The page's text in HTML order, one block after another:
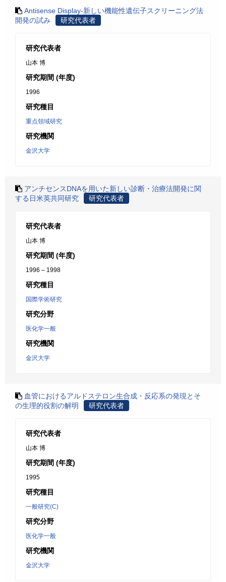
Antisense Display-新しい機能性遺伝子スクリーニング法
開発の試み
研究代表者
研究代表者
山本 博
研究期間 (年度)
1996
研究種目
重点領域研究
研究機関
金沢大学
アンチセンスDNAを用いた新しい診断・治療法開発に関
する日米英共同研究
研究代表者
研究代表者
山本 博
研究期間 (年度)
1996 – 1998
研究種目
国際学術研究
研究分野
医化学一般
研究機関
金沢大学
血管におけるアルドステロン生合成・反応系の発現とそ
の生理的役割の解明
研究代表者
研究代表者
山本 博
研究期間 (年度)
1995
研究種目
一般研究(C)
研究分野
医化学一般
研究機関
金沢大学